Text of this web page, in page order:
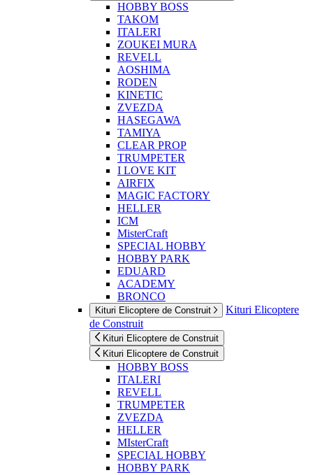
HOBBY BOSS
TAKOM
ITALERI
ZOUKEI MURA
REVELL
AOSHIMA
RODEN
KINETIC
ZVEZDA
HASEGAWA
TAMIYA
CLEAR PROP
TRUMPETER
I LOVE KIT
AIRFIX
MAGIC FACTORY
HELLER
ICM
MisterCraft
SPECIAL HOBBY
HOBBY PARK
EDUARD
ACADEMY
BRONCO
Kituri Elicoptere de Construit
Kituri Elicoptere
de Construit
Kituri Elicoptere de Construit
Kituri Elicoptere de Construit
HOBBY BOSS
ITALERI
REVELL
TRUMPETER
ZVEZDA
HELLER
MIsterCraft
SPECIAL HOBBY
HOBBY PARK